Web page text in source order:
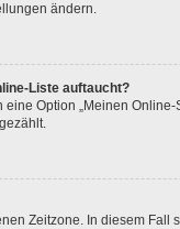
ändern.
Liste auftaucht?
Option „Meinen
Zeitzone. In diesem